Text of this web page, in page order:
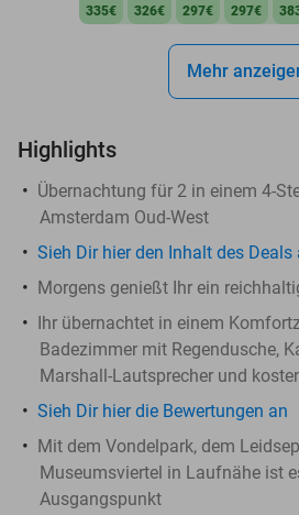
335€ 326€ 297€ 297€
Mehr
Highlights
Übernachtung für 2 in einem 4-
Amsterdam Oud-West
Sieh Dir hier den Inhalt des Deals
Morgens genießt Ihr ein
Ihr übernachtet in einem
Badezimmer mit Regendusche,
Marshall-Lautsprecher und
Sieh Dir hier die Bewertungen an
Mit dem Vondelpark, dem
Museumsviertel in Laufnähe ist
Ausgangspunkt